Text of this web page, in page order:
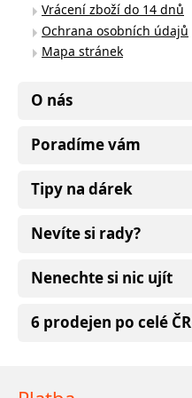
Vrácení zboží do 14 dnů
Ochrana osobních údajů
Mapa stránek
O nás
Poradíme vám
Tipy na dárek
Nevíte si rady?
Nenechte si nic ujít
6 prodejen po celé ČR